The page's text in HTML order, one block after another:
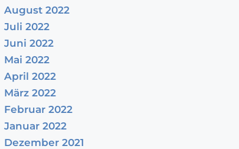
August 2022
Juli 2022
Juni 2022
Mai 2022
April 2022
März 2022
Februar 2022
Januar 2022
Dezember 2021